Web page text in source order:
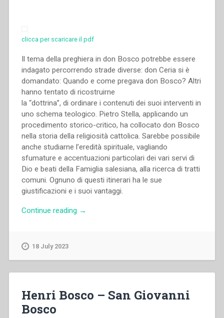
clicca per scaricare il pdf
Il tema della preghiera in don Bosco potrebbe essere
indagato percorrendo strade diverse: don Ceria si è
domandato: Quando e come pregava don Bosco? Altri
hanno tentato di ricostruirne
la “dottrina”, di ordinare i contenuti dei suoi interventi in
uno schema teologico. Pietro Stella, applicando un
procedimento storico-critico, ha collocato don Bosco
nella storia della religiosità cattolica. Sarebbe possibile
anche studiarne l’eredità spirituale, vagliando
sfumature e accentuazioni particolari dei vari servi di
Dio e beati della Famiglia salesiana, alla ricerca di tratti
comuni. Ognuno di questi itinerari ha le sue
giustificazioni e i suoi vantaggi.
Continue reading “Aldo
pregare.
→
18 July 2023
Henri Bosco – San Giovanni
Bosco